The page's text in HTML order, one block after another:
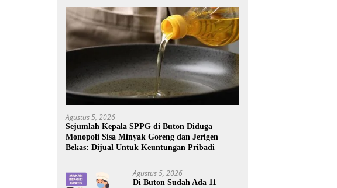
Agustus 5, 2026
Sejumlah Kepala SPPG di Buton Diduga
Monopoli Sisa Minyak Goreng dan Jerigen
Bekas: Dijual Untuk Keuntungan Pribadi
Agustus 5, 2026
Di Buton Sudah Ada 11